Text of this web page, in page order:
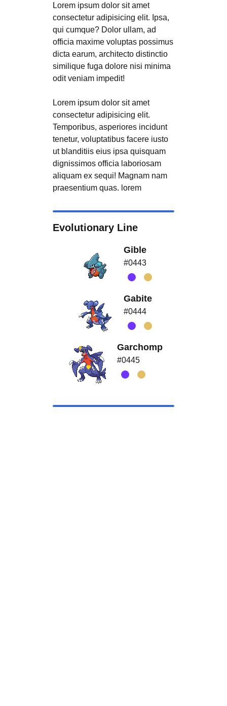
Lorem ipsum dolor sit amet
consectetur adipisicing elit. Ipsa,
qui cumque? Dolor ullam, ad
officia maxime voluptas possimus
dicta earum, architecto distinctio
similique fuga dolore nisi minima
odit veniam impedit!
Lorem ipsum dolor sit amet
consectetur adipisicing elit.
Temporibus, asperiores incidunt
tenetur, voluptatibus facere iusto
ut blanditiis eius ipsa quisquam
dignissimos officia laboriosam
aliquam ex sequi! Magnam nam
praesentium quas. lorem
Evolutionary Line
Gible
#0443
Gabite
#0444
Garchomp
#0445